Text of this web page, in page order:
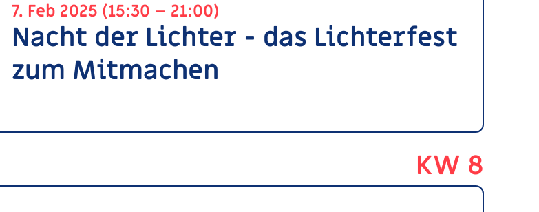
7. Feb 2025 (15:30 – 21:00)
Nacht der Lichter - das Lichterfest
zum Mitmachen
KW 8